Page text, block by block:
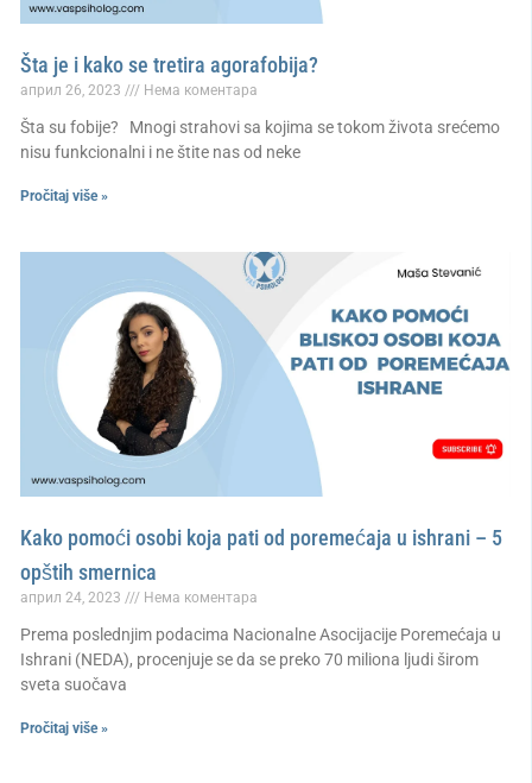
Šta je i kako se tretira agorafobija?
април 26, 2023 Нема коментара
Šta su fobije? Mnogi strahovi sa kojima se tokom života srećemo
nisu funkcionalni i ne štite nas od neke
Pročitaj više »
Kako pomoći osobi koja pati od poremećaja u ishrani – 5
opštih smernica
април 24, 2023 Нема коментара
Prema poslednjim podacima Nacionalne Asocijacije Poremećaja u
Ishrani (NEDA), procenjuje se da se preko 70 miliona ljudi širom
sveta suočava
Pročitaj više »